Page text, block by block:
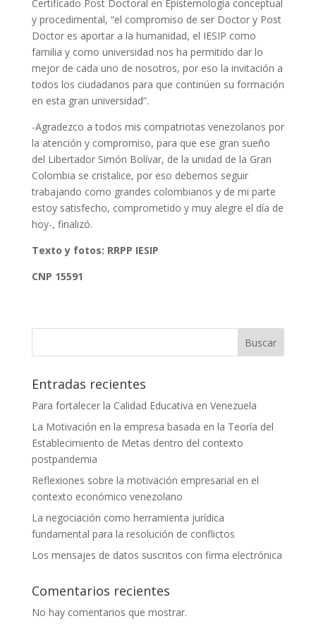
Certificado Post Doctoral en Epistemología conceptual
y procedimental, “el compromiso de ser Doctor y Post
Doctor es aportar a la humanidad, el IESIP como
familia y como universidad nos ha permitido dar lo
mejor de cada uno de nosotros, por eso la invitación a
todos los ciudadanos para que continúen su formación
en esta gran universidad”.
-Agradezco a todos mis compatriotas venezolanos por
la atención y compromiso, para que ese gran sueño
del Libertador Simón Bolívar, de la unidad de la Gran
Colombia se cristalice, por eso debemos seguir
trabajando como grandes colombianos y de mi parte
estoy satisfecho, comprometido y muy alegre el día de
hoy-, finalizó.
Texto y fotos: RRPP IESIP
CNP 15591
Buscar
Entradas recientes
Para fortalecer la Calidad Educativa en Venezuela
La Motivación en la empresa basada en la Teoría del
Establecimiento de Metas dentro del contexto
postpandemia
Reflexiones sobre la motivación empresarial en el
contexto económico venezolano
La negociación como herramienta jurídica
fundamental para la resolución de conflictos
Los mensajes de datos suscritos con firma electrónica
Comentarios recientes
No hay comentarios que mostrar.